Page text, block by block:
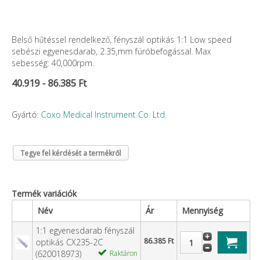
Belső hűtéssel rendelkező, fényszál optikás 1:1 Low speed
sebészi egyenesdarab, 2.35,mm fúróbefogással. Max
sebesség: 40,000rpm.
40.919 - 86.385 Ft
Gyártó: Coxo Medical Instrument Co. Ltd.
Tegye fel kérdését a termékről
Termék variációk
Név
Ár
Mennyiség
1:1 egyenesdarab fényszál
optikás CX235-2C
(620018973)
Raktáron
86.385 Ft